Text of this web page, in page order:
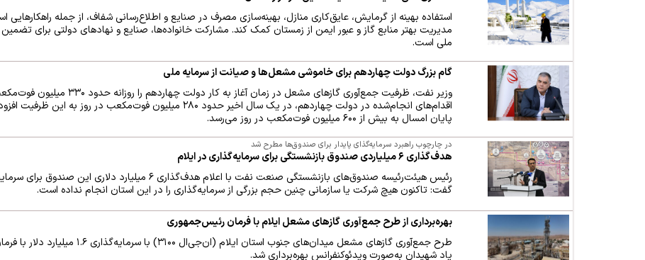
استفاده بهینه از گرمایش، عایق‌کاری منازل، بهینه‌سازی مصرف در صنایع و اطلاع‌رسانی شفاف، از جمله راهکارهایی
مدیریت بهتر منابع گاز و عبور ایمن از زمستان کمک کند. مشارکت خانواده‌ها، صنایع و نهادهای دولتی برای
ملی است.
گام بزرگ دولت چهاردهم برای خاموشی مشعل‌ها و صیانت از سرمایه ملی
وزیر نفت، ظرفیت جمع‌آوری گازهای مشعل در زمان
اقدام‌های انجام‌شده در دولت چهاردهم، در یک سال اخیر حدود ۲۸۰ میلیون فوت‌مکعب در
پایان امسال به بیش از ۶۰۰ میلیون فوت‌مکعب در روز می‌رسد.
در چارچوب راهبرد سرمایه‌گذای پایدار برای صندوق‌ها مطرح شد
هدف‌گذاری ۶ میلیاردی صندوق بازنشستگی برای سرمایه‌گذاری در ایلام
رئیس هیئت‌رئیسه صندوق‌های بازنشستگی صنعت نفت با اعلام هدف‌گذاری ۶ میلیارد
گفت: تاکنون هیچ شرکت یا سازمانی چنین حجم بزرگی از سرمایه‌گذاری را در این استان انجام نداده است.
بهره‌برداری از طرح جمع‌آوری گازهای مشعل ایلام با فرمان رئیس‌جمهوری
طرح جمع‌آوری گازهای مشعل میدان‌های جنوب استان ایلام
یاد شهیدان به‌صورت ویدئوکنفرانس بهره‌برداری شد.